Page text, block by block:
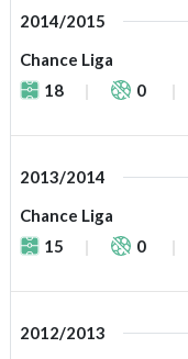
2014/2015
Chance Liga
18
0
2013/2014
Chance Liga
15
0
2012/2013